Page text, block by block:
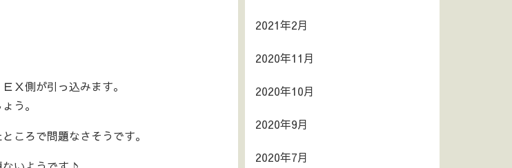
Ｘ側が引っ込みます。
う。
ころで問題なさそうです。
2021年2月
2020年11月
2020年10月
2020年9月
2020年7月